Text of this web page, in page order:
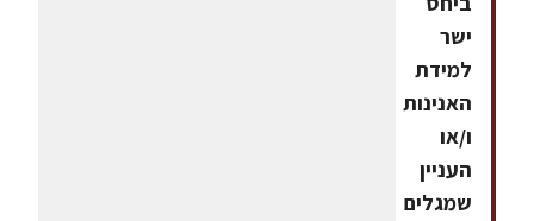
ישר
למידת
האנינות
ו/או
העניין
שמגלים